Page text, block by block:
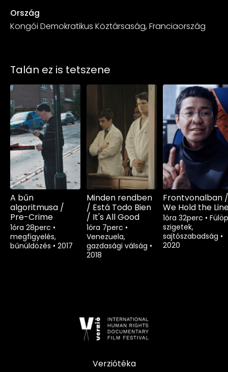
Ország
Kongói Demokratikus Köztársaság, Franciaország
Talán ez is tetszene
A bűn
algoritmusa /
Pre-Crime
1óra 28perc •
megfigyelés,
bűnüldözés • 2017
Minden rendben
/ Está Todo Bien
/ It's All Good
1óra 7perc •
Venezuela,
gazdasági válság •
2018
Frontvonalban /
We Hold the
1óra 32perc •
szigetek,
sajtószabadság •
2020
Verziótéka